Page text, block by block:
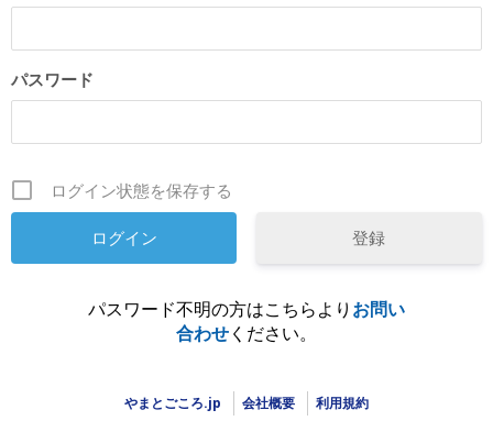
パスワード
ログイン状態を保存する
登録
パスワード不明の方はこちらより お問い
合わせください。
やまとごころ.jp 会社概要 利用規約